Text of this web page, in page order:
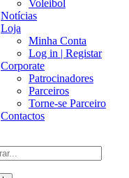
Voleibol
Notícias
Loja
Minha Conta
Log in | Registar
Corporate
Patrocinadores
Parceiros
Torne-se Parceiro
Contactos